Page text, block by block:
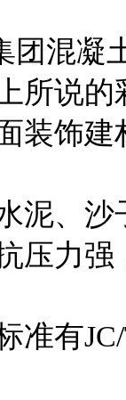
团混凝
所说的
装饰建
泥、
压力
准有